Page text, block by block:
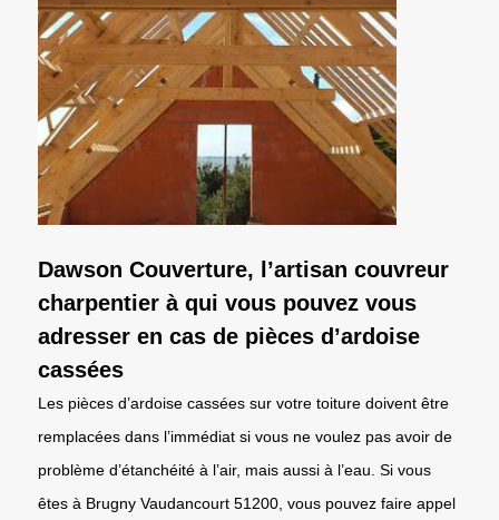
Dawson Couverture, l’artisan couvreur
charpentier à qui vous pouvez vous
adresser en cas de pièces d’ardoise
cassées
Les pièces d’ardoise cassées sur votre toiture doivent être
remplacées dans l’immédiat si vous ne voulez pas avoir de
problème d’étanchéité à l’air, mais aussi à l’eau. Si vous
êtes à Brugny Vaudancourt 51200, vous pouvez faire appel